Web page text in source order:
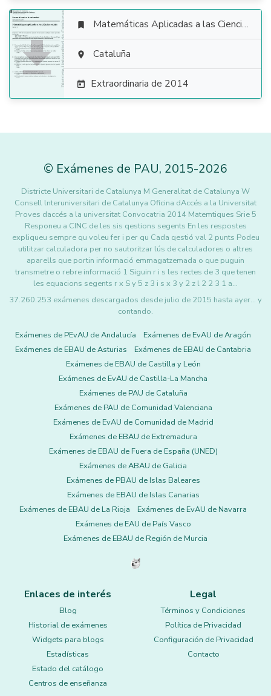

 Matemáticas Aplicadas a las Ciencias Sociales
 Cataluña
 Extraordinaria de 2014
© Exámenes de PAU, 2015-2026
Districte Universitari de Catalunya M Generalitat de Catalunya W
Consell lnteruniversitari de Catalunya Oficina dAccés a la Universitat
Proves daccés a la universitat Convocatria 2014 Matemtiques Srie 5
Responeu a CINC de les sis qestions segents En les respostes
expliqueu sempre qu voleu fer i per qu Cada qestió val 2 punts Podeu
utilitzar calculadora per no sautoritzar lús de calculadores o altres
aparells que portin informació emmagatzemada o que puguin
transmetre o rebre informació 1 Siguin r i s les rectes de 3 que tenen
les equacions segents r x S y 5 z 3 i s x 3 y 2 z l 2 2 3 1 a…
37.260.253 exámenes descargados desde julio de 2015 hasta ayer... y
contando.
Exámenes de PEvAU de Andalucía
Exámenes de EvAU de Aragón
Exámenes de EBAU de Asturias
Exámenes de EBAU de Cantabria
Exámenes de EBAU de Castilla y León
Exámenes de EvAU de Castilla-La Mancha
Exámenes de PAU de Cataluña
Exámenes de PAU de Comunidad Valenciana
Exámenes de EvAU de Comunidad de Madrid
Exámenes de EBAU de Extremadura
Exámenes de EBAU de Fuera de España (UNED)
Exámenes de ABAU de Galicia
Exámenes de PBAU de Islas Baleares
Exámenes de EBAU de Islas Canarias
Exámenes de EBAU de La Rioja
Exámenes de EvAU de Navarra
Exámenes de EAU de País Vasco
Exámenes de EBAU de Región de Murcia
Enlaces de interés
Blog
Historial de exámenes
Widgets para blogs
Estadísticas
Estado del catálogo
Centros de enseñanza
Legal
Términos y Condiciones
Política de Privacidad
Configuración de Privacidad
Contacto